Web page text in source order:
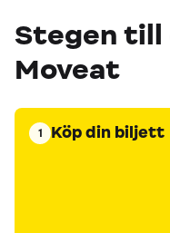
Stegen till
Moveat
1 Köp din biljett